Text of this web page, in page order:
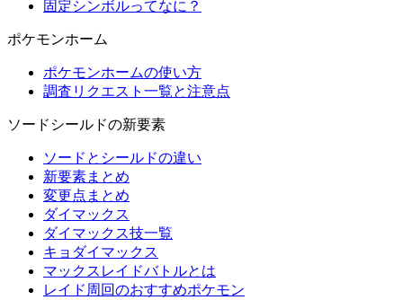
固定シンボルってなに？
ポケモンホーム
ポケモンホームの使い方
調査リクエスト一覧と注意点
ソードシールドの新要素
ソードとシールドの違い
新要素まとめ
変更点まとめ
ダイマックス
ダイマックス技一覧
キョダイマックス
マックスレイドバトルとは
レイド周回のおすすめポケモン